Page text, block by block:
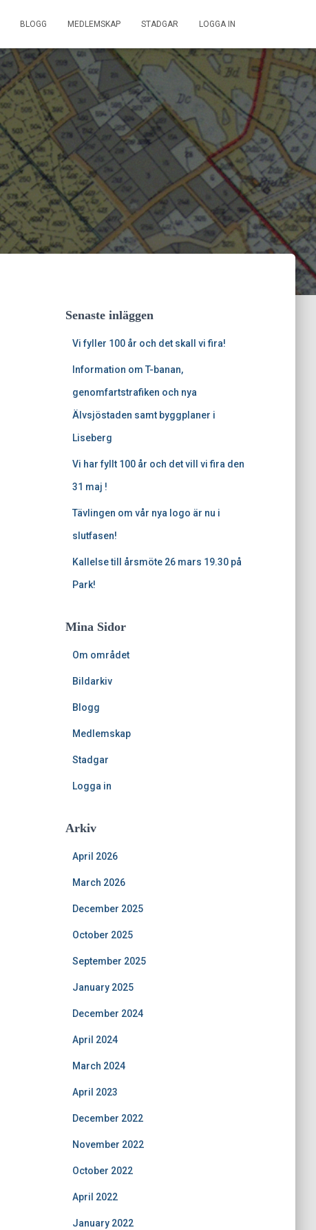
BLOGG MEDLEMSKAP STADGAR LOGGA IN
Senaste inläggen
Vi fyller 100 år och det skall vi fira!
Information om T-banan,
genomfartstrafiken och nya
Älvsjöstaden samt byggplaner i
Liseberg
Vi har fyllt 100 år och det vill vi fira den
31 maj !
Tävlingen om vår nya logo är nu i
slutfasen!
Kallelse till årsmöte 26 mars 19.30 på
Park!
Mina Sidor
Om området
Bildarkiv
Blogg
Medlemskap
Stadgar
Logga in
Arkiv
April 2026
March 2026
December 2025
October 2025
September 2025
January 2025
December 2024
April 2024
March 2024
April 2023
December 2022
November 2022
October 2022
April 2022
January 2022